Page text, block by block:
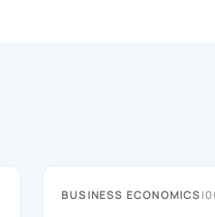
BUSINESS ECONOMICS|